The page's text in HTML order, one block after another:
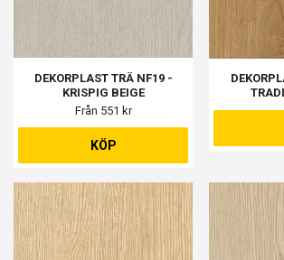
DEKORPLAST TRÄ NF19 -
KRISPIG BEIGE
Från 551 kr
KÖP